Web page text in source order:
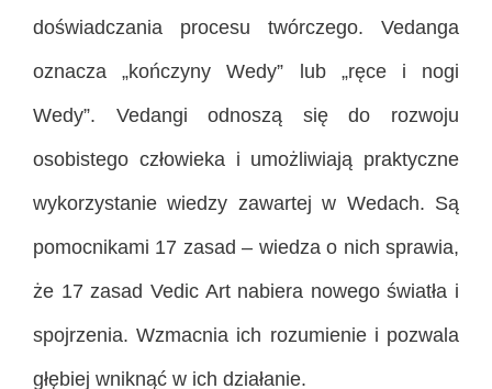
doświadczania procesu twórczego. Vedanga
oznacza „kończyny Wedy” lub „ręce i nogi
Wedy”. Vedangi odnoszą się do rozwoju
osobistego człowieka i umożliwiają praktyczne
wykorzystanie wiedzy zawartej w Wedach. Są
pomocnikami 17 zasad – wiedza o nich sprawia,
że 17 zasad Vedic Art nabiera nowego światła i
spojrzenia. Wzmacnia ich rozumienie i pozwala
głębiej wniknąć w ich działanie.